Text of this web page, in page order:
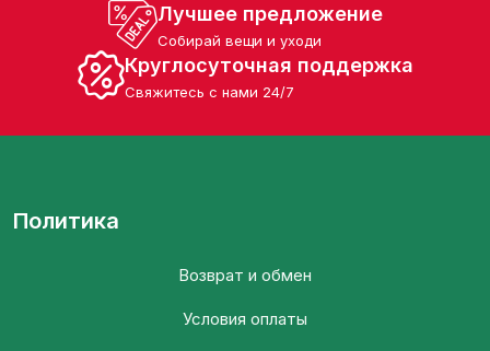
Лучшее предложение
Собирай вещи и уходи
Круглосуточная поддержка
Свяжитесь с нами 24/7
Политика
Возврат и обмен
Условия оплаты